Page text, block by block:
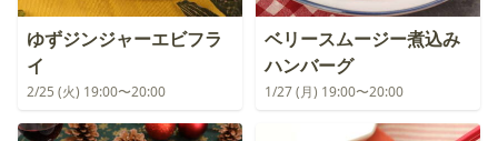
ゆずジンジャーエビフラ
イ
2/25 (火) 19:00〜20:00
ベリースムージー煮込み
ハンバーグ
1/27 (月) 19:00〜20:00